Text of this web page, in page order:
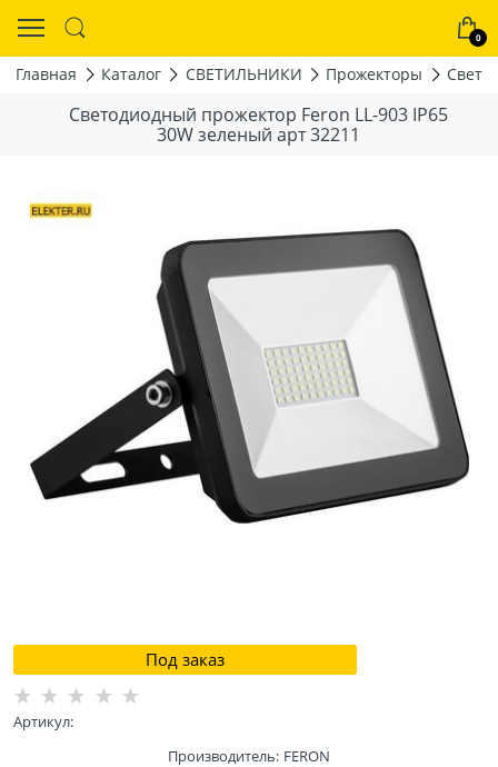
0
Главная Каталог СВЕТИЛЬНИКИ Прожекторы
Светодиодный прожектор Feron LL-903 IP65
30W зеленый арт 32211
Под заказ
Артикул:
Производитель: FERON